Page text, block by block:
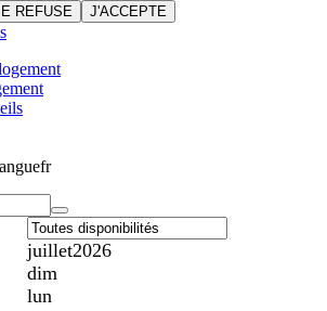
REFUSE J'ACCEPTE
fr
juillet2026
dim
lun